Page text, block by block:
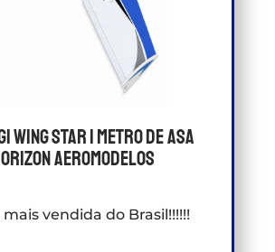
Wing Star 1 metro de asa
Aeromodelos
mais vendida do Brasil!!!!!!